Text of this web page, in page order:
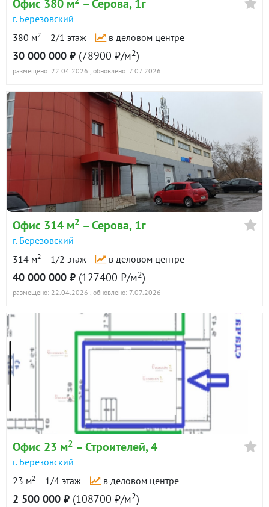
Офис 380 м – Серова, 1г
г. Березовский
380 м2 2/1 этаж в деловом центре
30 000 000 ₽ (78900 ₽/м2)
размещено: 22.04.2026 , обновлено: 7.07.2026
Офис 314 м2 – Серова, 1г
г. Березовский
314 м2 1/2 этаж в деловом центре
40 000 000 ₽ (127400 ₽/м2)
размещено: 22.04.2026 , обновлено: 7.07.2026
Офис 23 м2 – Строителей, 4
г. Березовский
23 м2 1/4 этаж в деловом центре
2 500 000 ₽ (108700 ₽/м2)